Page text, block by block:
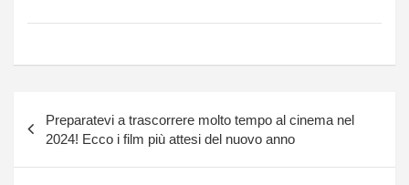
articoli
Preparatevi a trascorrere molto tempo al cinema nel
2024! Ecco i film più attesi del nuovo anno